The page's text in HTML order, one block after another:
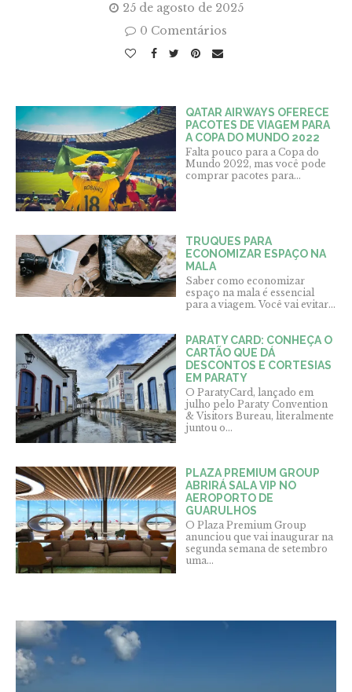
25 de agosto de 2025
0 Comentários
QATAR AIRWAYS OFERECE
PACOTES DE VIAGEM PARA
A COPA DO MUNDO 2022
Falta pouco para a Copa do
Mundo 2022, mas você pode
comprar pacotes para...
TRUQUES PARA
ECONOMIZAR ESPAÇO NA
MALA
Saber como economizar
espaço na mala é essencial
para a viagem. Você vai evitar...
PARATY CARD: CONHEÇA O
CARTÃO QUE DÁ
DESCONTOS E CORTESIAS
EM PARATY
O ParatyCard, lançado em
julho pelo Paraty Convention
& Visitors Bureau, literalmente
juntou o...
PLAZA PREMIUM GROUP
ABRIRÁ SALA VIP NO
AEROPORTO DE
GUARULHOS
O Plaza Premium Group
anunciou que vai inaugurar na
segunda semana de setembro
uma...